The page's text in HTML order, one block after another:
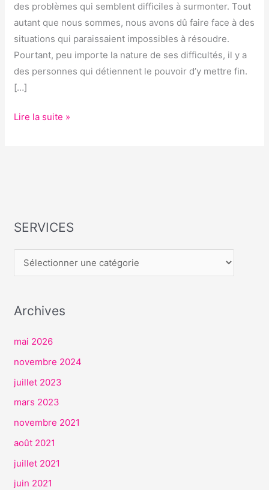
des problèmes qui semblent difficiles à surmonter. Tout
autant que nous sommes, nous avons dû faire face à des
situations qui paraissaient impossibles à résoudre.
Pourtant, peu importe la nature de ses difficultés, il y a
des personnes qui détiennent le pouvoir d’y mettre fin.
[…]
Lire la suite »
SERVICES
S
V
C
Archives
mai 2026
novembre 2024
juillet 2023
mars 2023
novembre 2021
août 2021
juillet 2021
juin 2021